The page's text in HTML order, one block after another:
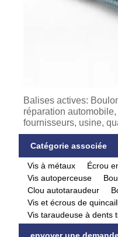
Balises actives:
réparation
fournisseurs, usine,
Catégorie associée
Vis à métaux
Écrou
Vis autoperceuse
Clou autotaraudeur
Vis et écrous de
Vis taraudeuse à dents
envoyer une